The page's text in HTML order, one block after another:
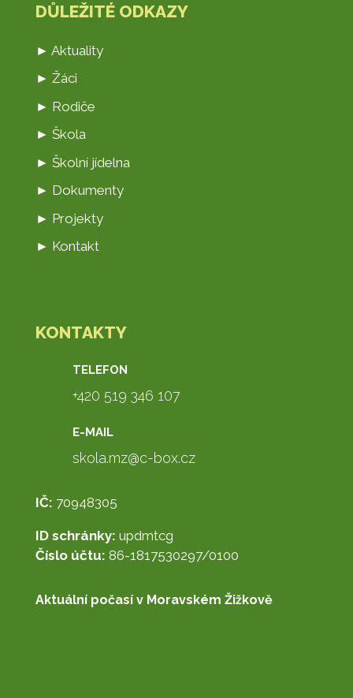
DŮLEŽITÉ ODKAZY
► Aktuality
► Žáci
► Rodiče
► Škola
► Školní jídelna
► Dokumenty
► Projekty
► Kontakt
KONTAKTY
TELEFON
+420 519 346 107
E-MAIL
skola.mz@c-box.cz
IČ: 70948305
ID schránky: updmtcg
Číslo účtu: 86-1817530297/0100
Aktuální počasí v Moravském Žižkově